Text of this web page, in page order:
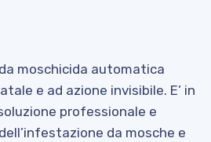
moschicida automatica
e ad azione invisibile. E’ in
professionale e
da mosche e